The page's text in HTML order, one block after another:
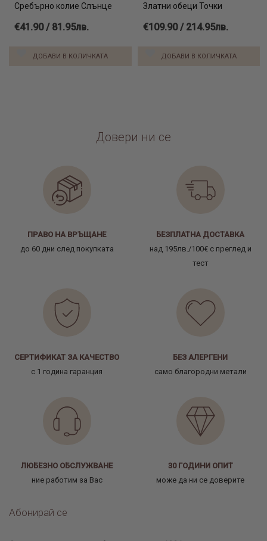
Сребърно колие Слънце
€41.90 / 81.95лв.
ДОБАВИ В КОЛИЧКАТА
Златни обеци Точки
€109.90 / 214.95лв.
ДОБАВИ В КОЛИЧКАТА
Довери ни се
ПРАВО НА ВРЪЩАНЕ
до 60 дни след покупката
БЕЗПЛАТНА ДОСТАВКА
над 195лв./100€ с преглед и
тест
СЕРТИФИКАТ ЗА КАЧЕСТВО
с 1 година гаранция
БЕЗ АЛЕРГЕНИ
само благородни метали
ЛЮБЕЗНО ОБСЛУЖВАНЕ
ние работим за Вас
30 ГОДИНИ ОПИТ
може да ни се доверите
Абонирай се